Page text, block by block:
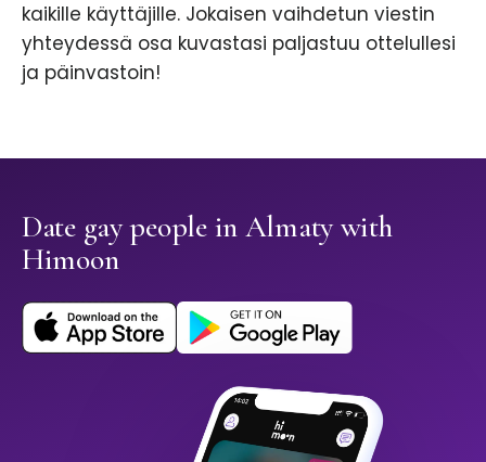
kaikille käyttäjille. Jokaisen vaihdetun viestin
yhteydessä osa kuvastasi paljastuu ottelullesi
ja päinvastoin!
Date gay people in Almaty with
Himoon